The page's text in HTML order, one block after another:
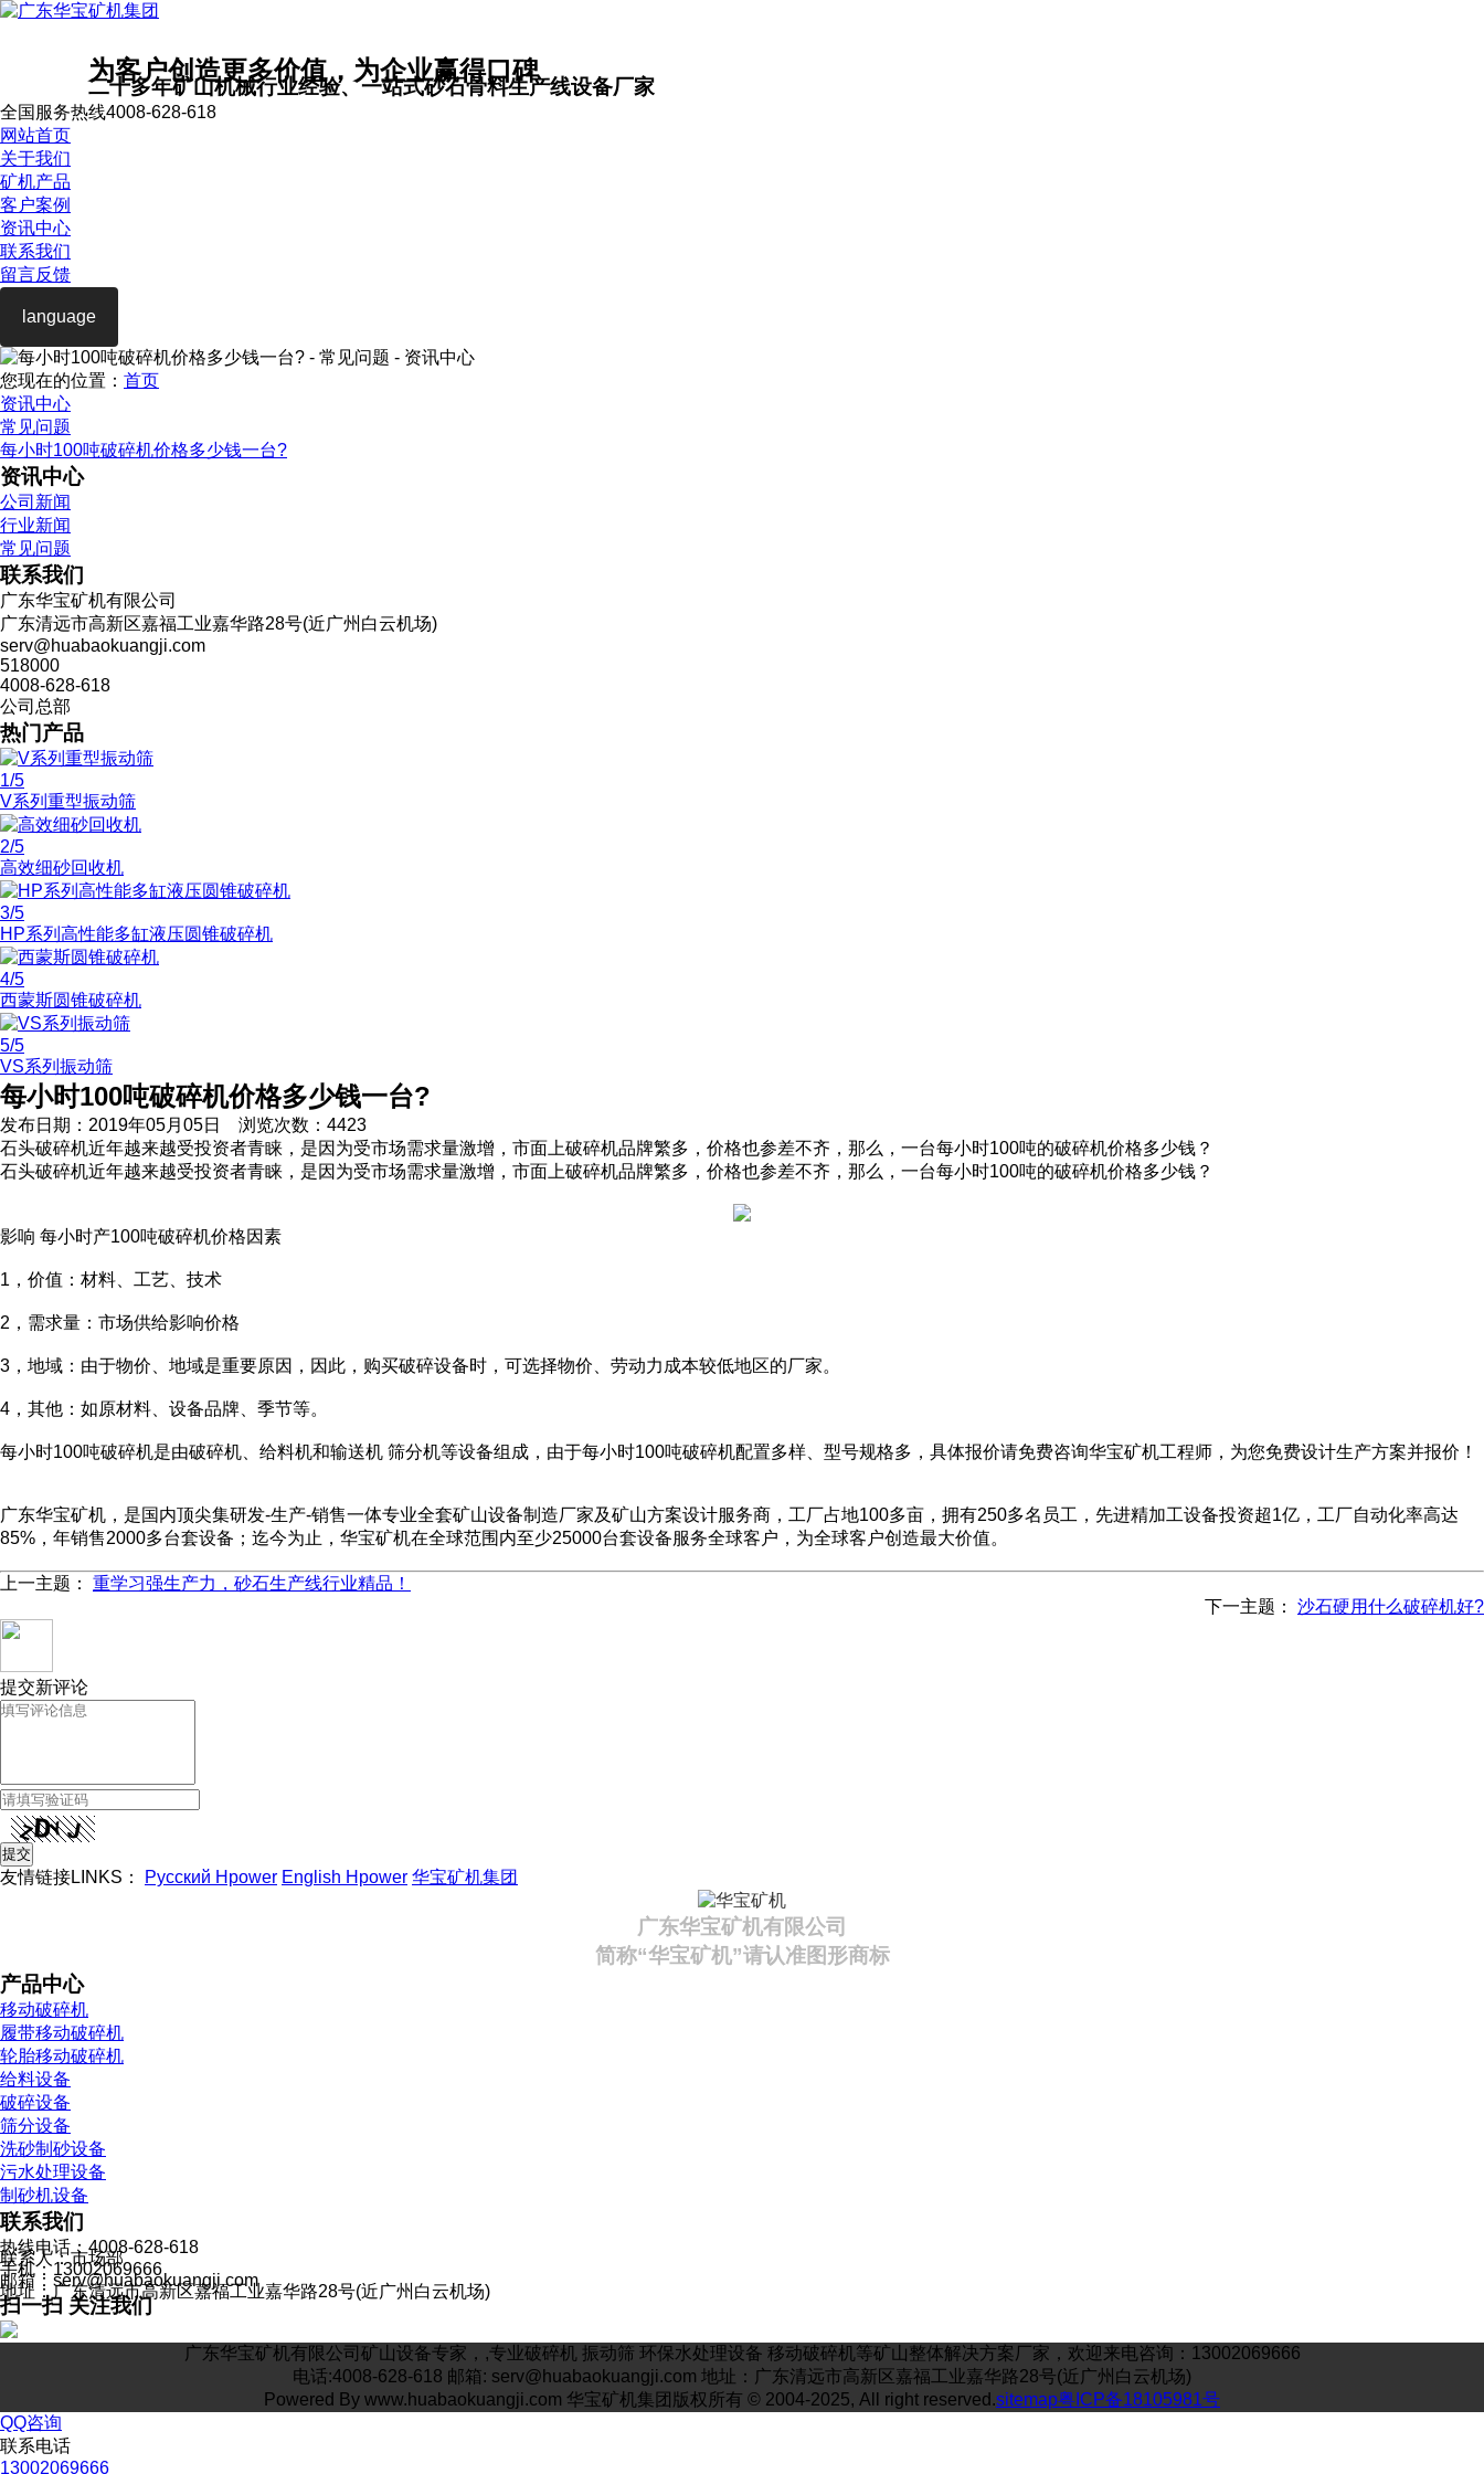
为客户创造更多价值，为企业赢得口碑
二十多年矿山机械行业经验、一站式砂石骨料生产线设备厂家
全国服务热线4008-628-618
网站首页
关于我们
矿机产品
客户案例
资讯中心
联系我们
留言反馈
language
您现在的位置： 首页
资讯中心
常见问题
每小时100吨破碎机价格多少钱一台?
资讯中心
公司新闻
行业新闻
常见问题
联系我们
广东华宝矿机有限公司
广东清远市高新区嘉福工业嘉华路28号(近广州白云机场)
serv@huabaokuangji.com
518000
4008-628-618
公司总部
热门产品
1/5
V系列重型振动筛
2/5
高效细砂回收机
3/5
HP系列高性能多缸液压圆锥破碎机
4/5
西蒙斯圆锥破碎机
5/5
VS系列振动筛
每小时100吨破碎机价格多少钱一台?
发布日期： 2019年05月05日 浏览次数： 4423
石头破碎机近年越来越受投资者青睐，是因为受市场需求量激增，市面上破碎机品牌繁多，价格也参差不齐，那么，一台每小时100吨的破碎机价格多少钱？
石头破碎机近年越来越受投资者青睐，是因为受市场需求量激增，市面上破碎机品牌繁多，价格也参差不齐，那么，一台每小时100吨的破碎机价格多少钱？
影响 每小时产100吨破碎机价格因素
1，价值：材料、工艺、技术
2，需求量：市场供给影响价格
3，地域：由于物价、地域是重要原因，因此，购买破碎设备时，可选择物价、劳动力成本较低地区的厂家。
4，其他：如原材料、设备品牌、季节等。
每小时100吨破碎机是由破碎机、给料机和输送机 筛分机等设备组成，由于每小时100吨破碎机配置多样、型号规格多，具体报价请免费咨询华宝矿机工程师，为您免费设计生产方案并报价！
广东华宝矿机，是国内顶尖集研发-生产-销售一体专业全套矿山设备制造厂家及矿山方案设计服务商，工厂占地100多亩，拥有250多名员工，先进精加工设备投资超1亿，工厂自动化率高达
85%，年销售2000多台套设备；迄今为止，华宝矿机在全球范围内至少25000台套设备服务全球客户，为全球客户创造最大价值。
上一主题： 重学习强生产力，砂石生产线行业精品！
下一主题： 沙石硬用什么破碎机好?
提交新评论
友情链接LINKS： Русский Hpower English Hpower 华宝矿机集团
广东华宝矿机有限公司
简称“华宝矿机”请认准图形商标
产品中心
移动破碎机
履带移动破碎机
轮胎移动破碎机
给料设备
破碎设备
筛分设备
洗砂制砂设备
污水处理设备
制砂机设备
联系我们
热线电话：4008-628-618
联系人：市场部
手机：13002069666
邮箱：serv@huabaokuangji.com
地址：广东清远市高新区嘉福工业嘉华路28号(近广州白云机场)
扫一扫 关注我们
广东华宝矿机有限公司矿山设备专家，,专业破碎机 振动筛 环保水处理设备 移动破碎机等矿山整体解决方案厂家，欢迎来电咨询：13002069666
电话:4008-628-618 邮箱: serv@huabaokuangji.com 地址：广东清远市高新区嘉福工业嘉华路28号(近广州白云机场)
Powered By www.huabaokuangji.com 华宝矿机集团版权所有 © 2004-2025, All right reserved.sitemap粤ICP备18105981号
QQ咨询
联系电话
13002069666